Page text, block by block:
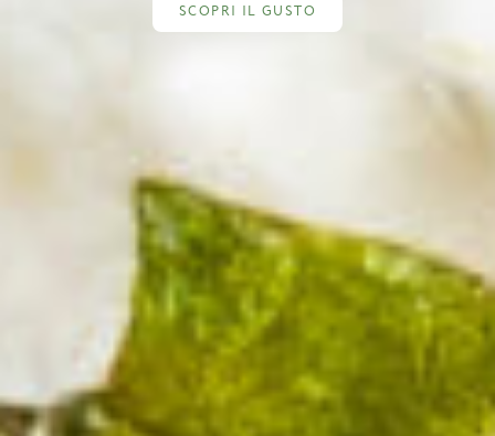
SCOPRI IL GUSTO